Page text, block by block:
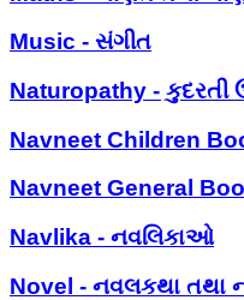
Music - સંગીત
Naturopathy - કુદરતી
Navneet Children
Navneet General
Navlika - નવલિકાઓ
Novel - નવલકથા તથા